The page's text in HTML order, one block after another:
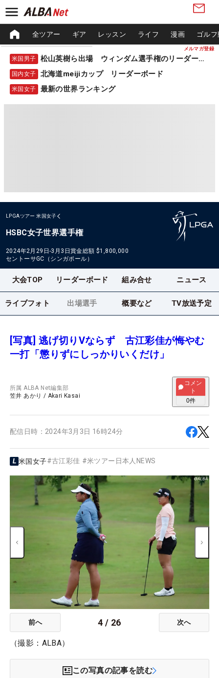
メルマガ登録
全ツアー ギア レッスン ライフ 漫画 ゴル
米国男子 松山英樹ら出場 ウィンダム選手権のリーダーボード
国内女子 北海道meijiカップ リーダーボード
米国女子 最新の世界ランキング
LPGAツアー 米国女子
HSBC女子世界選手権
2024年2月29日-3月3日賞金総額 $1,800,000
セントーサGC（シンガポール）
大会TOP リーダーボード 組み合せ ニュース
ライブフォト 出場選手 概要など TV放送予定
[写真] 逃げ切りVならず 古江彩佳が悔やむ
一打「懲りずにしっかりいくだけ」
所属ALBA Net編集部
笠井 あかり / Akari Kasai
コメン
ト
0件
配信日時： 2024年3月3日 16時24分
米国女子#古江彩佳 #米ツアー日本人NEWS
前へ 4 / 26 次へ
（撮影：ALBA）
この写真の記事を読む